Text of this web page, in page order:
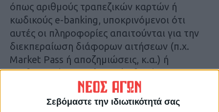
Σεβόμαστε την ιδιωτικότητά σας
όπως αριθμούς τραπεζικών καρτών ή
κωδικούς e-banking, υποκρινόμενοι ότι
αυτές οι πληροφορίες απαιτούνται για την
διεκπεραίωση διάφορων αιτήσεων (π.χ.
Market Pass ή αποζημιώσεις, κ.α.) ή
επεξεργασία φορολογικών θεμάτων.
Αναλυτικότερα στην εφημερίδα Νέος Αγών